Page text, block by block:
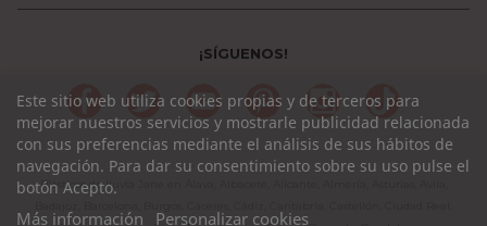
¡SÍGUENOS!
FacebookTwitter YouTubePinterestInstagramTikTok
Este sitio web utiliza cookies propias y de terceros para
mejorar nuestros servicios y mostrarle publicidad relacionada
con sus preferencias mediante el análisis de sus hábitos de
navegación. Para dar su consentimiento sobre su uso pulse el
botón Acepto.
Más información Personalizar cookies
Plásticos de lluvia Jane en Álava, Albacete, Alicante, Almería, Asturias, Avila,